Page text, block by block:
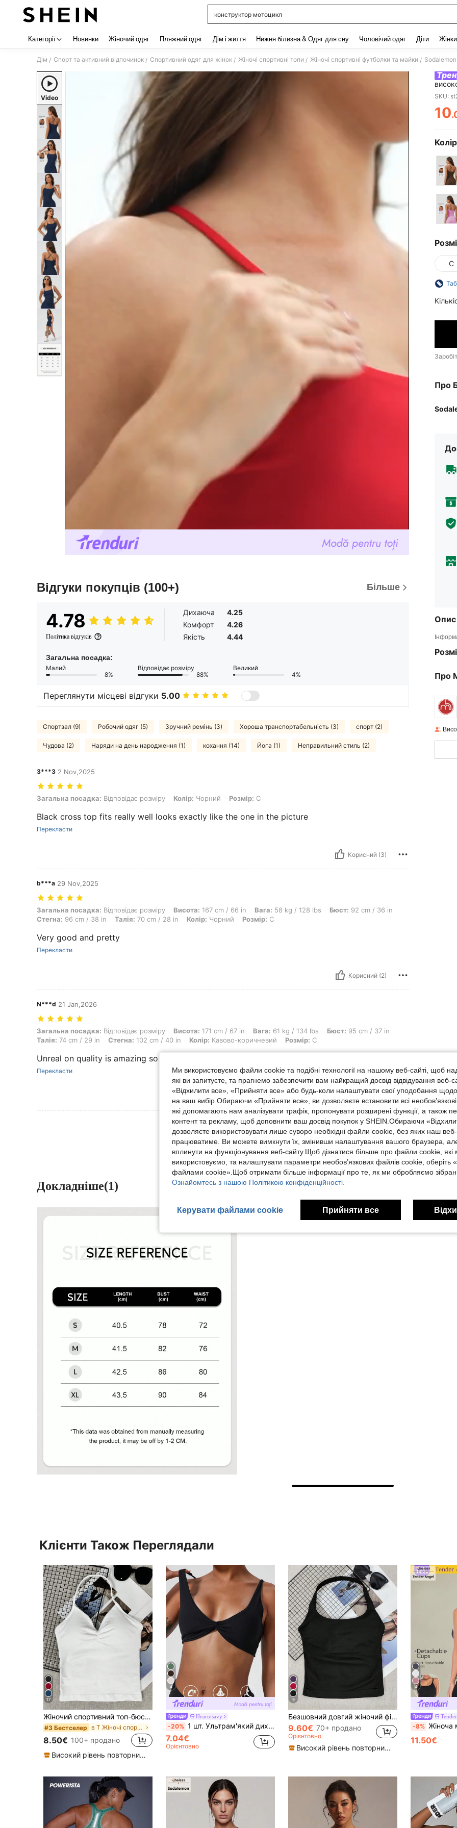
конструктор мотоцикл
Категорії Новинки Жіночий одяг Пляжний одяг Дім і життя Нижня білизна & Одяг для сну Чоловічий одяг Діти
Дім / Спорт та активний відпочинок / Спортивний одяг для жінок / Жіночі спортивні топи / Жіночі спортивні футболки та майки /
Video
Відгуки покупців (100+) Більше
4.78
Політика відгуків
Дихаюча
4.25
Комфорт
4.26
Якість
4.44
Загальна посадка:
Малий
8%
Відповідає розміру
88%
Великий
4%
Переглянути місцеві відгуки 5.00
Спортзал (9) Робочий одяг (5) Зручний ремінь (3) Хороша транспортабельність (3) спорт (2)
Чудова (2) Наряди на день народження (1) кохання (14) Йога (1) Неправильний стиль (2)
3***3 2 Nov,2025
Загальна посадка: Відповідає розміру, Колір: Чорний, Розмір: С
Загальна посадка: Відповідає розміру Колір: Чорний Розмір: С
Black cross top fits really well looks exactly like the one in the picture
Перекласти
Корисний (3)
b***a 29 Nov,2025
Загальна посадка: Відповідає розміру, Висота: 167 cm / 66 in, Вага: 58 kg / 128 lbs, Бюст: 92 cm / 36 in, Стегна: 96 cm / 38 in, Талія: 70 cm / 28
Загальна посадка: Відповідає розміру Висота: 167 cm / 66 in Вага: 58 kg / 128 lbs Бюст: 92 cm / 36 in
Стегна: 96 cm / 38 in Талія: 70 cm / 28 in Колір: Чорний Розмір: С
Very good and pretty
Перекласти
Корисний (2)
N***d 21 Jan,2026
Загальна посадка: Відповідає розміру, Висота: 171 cm / 67 in, Вага: 61 kg / 134 lbs, Бюст: 95 cm / 37 in, Талія: 74 cm / 29 in, Стегна: 102 cm /
Загальна посадка: Відповідає розміру Висота: 171 cm / 67 in Вага: 61 kg / 134 lbs Бюст: 95 cm / 37 in
Талія: 74 cm / 29 in Стегна: 102 cm / 40 in Колір: Кавово-коричневий Розмір: С
Unreal on quality is amazing so good for the gym
Перекласти
Корисний (1)
Переглянути Більше Відгуків
SKU:
10
С
Про
Опис
Про
Докладніше(1)
Клієнти Також Переглядали
17
Жіночий спортивний топ-бюстгальтер для йоги без рукавів, еластичний фітнес-майка для тренувань, дихаючий
#3 Бестселер в Т Жіночі спортивні футболки та майки
8.50€ 100+ продано
Високий рівень повторних покупців
4
Hearuisavy
-20% 1 шт. Ультрам'який дихаючий вологовідвідний спортивний бюстгальтер для йоги, нюдовий дизайн грудей, кросівки, бюстгальтер для спорту на свіжому повітрі для жінок
7.04€
Орієнтовно
9
Безшовний довгий жіночий фітнес-топ на бретелях із знімним бюстгальтером, спортивний жилет для йоги, athleisure
9.60€ 70+ продано
Орієнтовно
Високий рівень повторних покупців
4
-8% Жіноча майка для йоги Tender Angel, одягнена в чотири
11.50€
Ми використовуємо файли cookie та подібні технології на нашому веб-сайті, щоб
які ви запитуєте, та прагнемо забезпечити вам найкращий досвід відвідування веб-
«Відхилити все», «Прийняти все» або будь-коли налаштувати свої уподобання
на ваш вибір.Обираючи «Прийняти все», ви дозволяєте встановити всі
які допомагають нам аналізувати трафік, пропонувати розширені функції, а також
контент та рекламу, щоб доповнити ваш досвід покупок у SHEIN.Обираючи
дозволяєте використовувати лише суворо необхідні файли cookie, без яких наш
працюватиме. Ви можете вимкнути їх, змінивши налаштування вашого браузера,
вплинути на функціонування веб-сайту.Щоб дізнатися більше про файли cookie, які
використовуємо, та налаштувати параметри необов’язкових файлів cookie, оберіть
файлами cookie».Щоб отримати більше інформації про те, як ми обробляємо
Ознайомтесь з нашою Політикою конфіденційності.
Керувати файлами cookie Прийняти все